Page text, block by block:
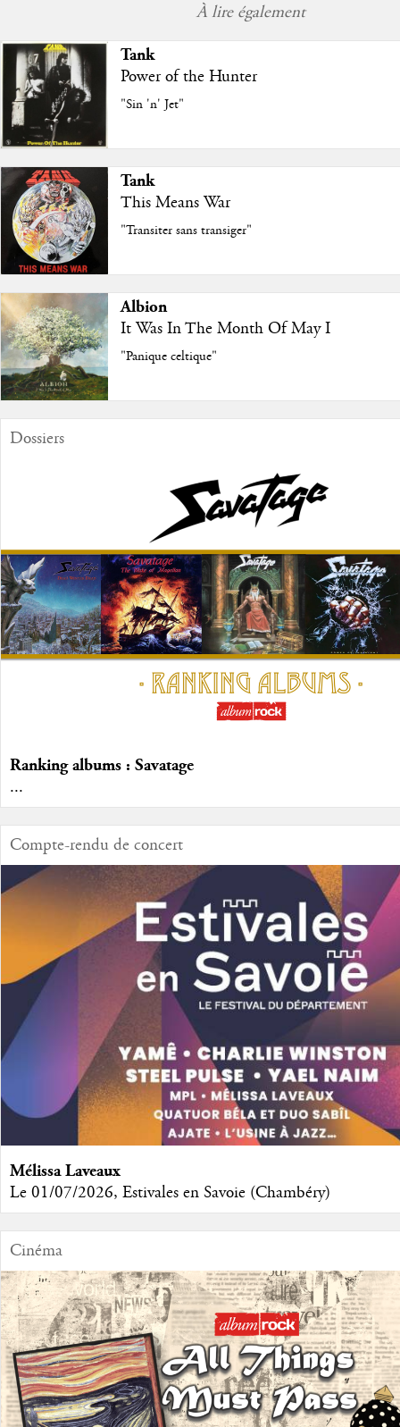
À lire également
Tank
Power of the Hunter
"Sin 'n' Jet"
Tank
This Means War
"Transiter sans transiger"
Albion
It Was In The Month Of May I
"Panique celtique"
Dossiers
Ranking albums : Savatage
...
Compte-rendu de concert
Mélissa Laveaux
Le 01/07/2026, Estivales en Savoie (Chambéry)
Cinéma